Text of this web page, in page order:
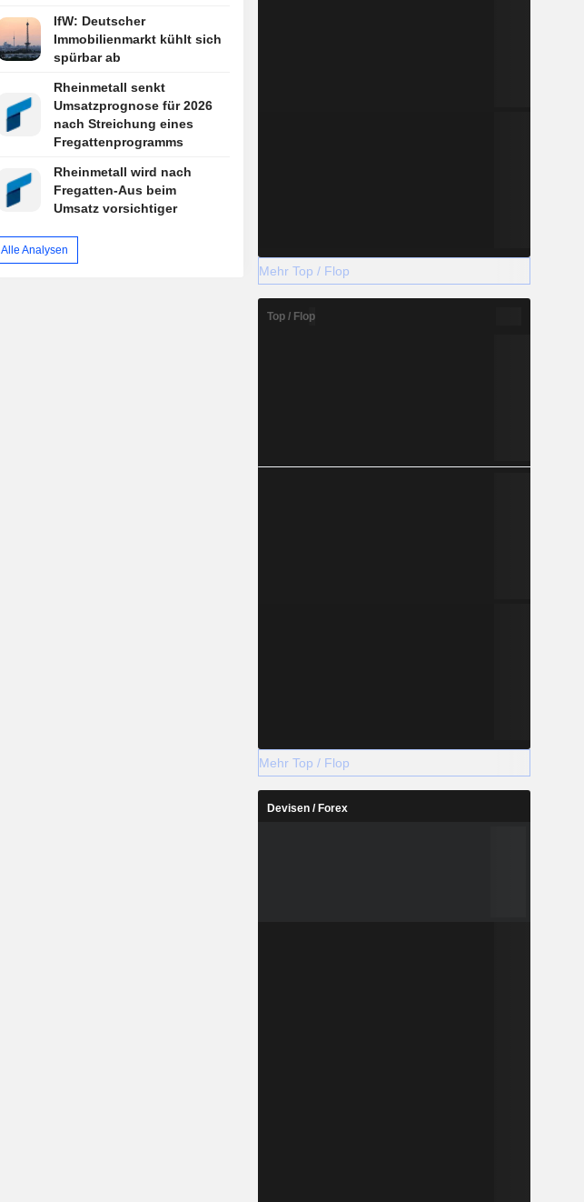
IfW: Deutscher
Immobilienmarkt kühlt sich
spürbar ab
Rheinmetall senkt
Umsatzprognose für 2026
nach Streichung eines
Fregattenprogramms
Rheinmetall wird nach
Fregatten-Aus beim
Umsatz vorsichtiger
Alle Analysen
Mehr Top / Flop
Top / Flop
Mehr Top / Flop
Devisen / Forex